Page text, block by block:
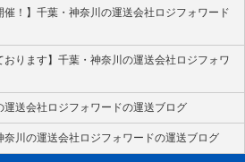
催！】千葉・神奈川の運送会社ロジフォワード
おります】千葉・神奈川の運送会社ロジフォワ
運送会社ロジフォワードの運送ブログ
奈川の運送会社ロジフォワードの運送ブログ